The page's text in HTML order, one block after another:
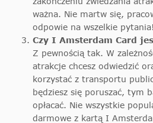
ważna. Nie martw się,
odpowie na wszelkie pytania!
Czy I Amsterdam Card
Z pewnością tak. W
atrakcje chcesz odwiedzić
korzystać z transportu
będziesz się poruszać, tym
opłacać. Nie wszystkie
darmowe z kartą I